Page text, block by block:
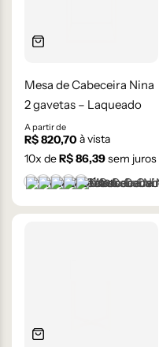
Mesa de Cabeceira Nina
2 gavetas – Laqueado
A partir de
R$820,70 à vista
10x deR$86,39sem juros
Branco
Cinza Médio
Frapê
Mocha Mousse
Preto
+1 cor